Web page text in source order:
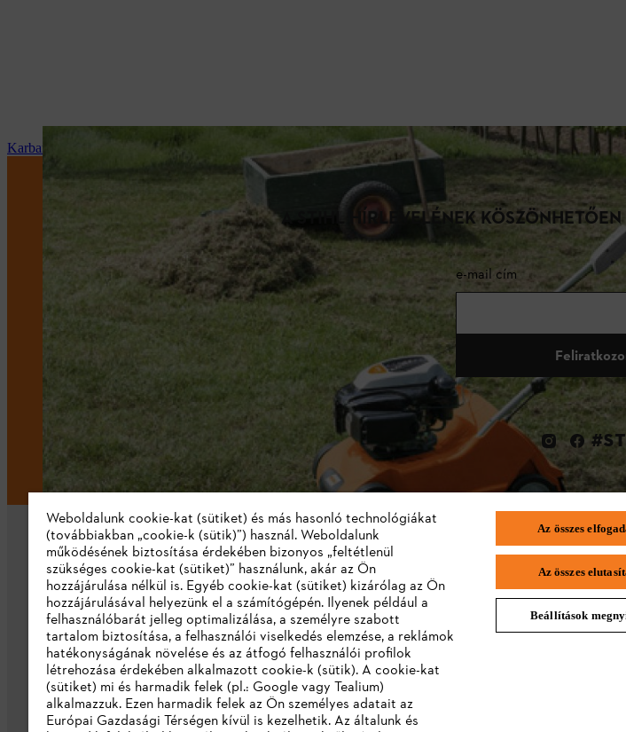
Karbantartás és javítás
A STIHL HÍRLEVELÉNEK
e-mail cím
Vállalat
Rólunk
Katalógus letöltése
STIHL GYIK
Weboldalunk cookie-kat (sütiket) és más hasonló technológiákat
(továbbiakban „cookie-k (sütik)”) használ. Weboldalunk
működésének biztosítása érdekében bizonyos „feltétlenül
szükséges cookie-kat (sütiket)” használunk, akár az Ön
hozzájárulása nélkül is. Egyéb cookie-kat (sütiket) kizárólag az Ön
hozzájárulásával helyezünk el a számítógépén. Ilyenek például a
felhasználóbarát jelleg optimalizálása, a személyre szabott
tartalom biztosítása, a felhasználói viselkedés elemzése, a reklámok
hatékonyságának növelése és az átfogó felhasználói profilok
létrehozása érdekében alkalmazott cookie-k (sütik). A cookie-kat
(sütiket) mi és harmadik felek (pl.: Google vagy Tealium)
alkalmazzuk. Ezen harmadik felek az Ön személyes adatait az
Európai Gazdasági Térségen kívül is kezelhetik. Az általunk és
Az összes
Az összes
Beállítások